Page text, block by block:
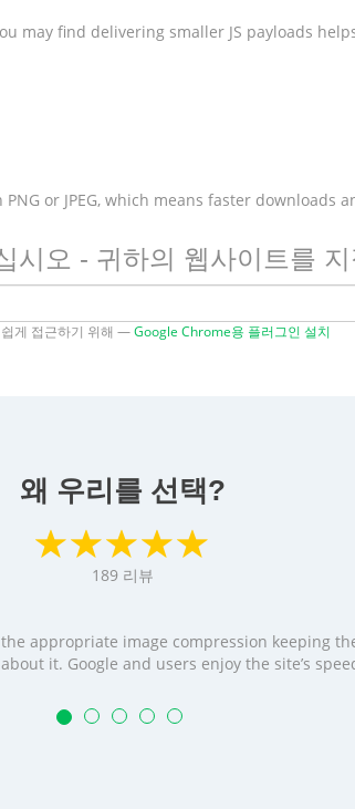
may find delivering smaller JS payloads
or JPEG, which means faster downloads
시오 - 귀하의 웹사이트를
게 접근하기 위해 —Google Chrome용 플러그인 설치
왜 우리를 선택?
189 리뷰
appropriate image compression keeping
it. Google and users enjoy the site’s